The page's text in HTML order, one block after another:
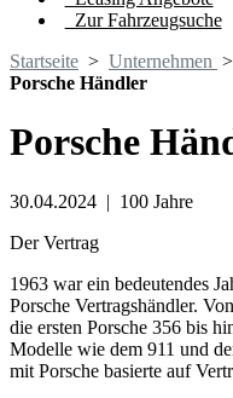
Zur Fahrzeugsuche
Startseite > Unternehmen >
Porsche Händler
Porsche
30.04.2024 | 100 Jahre
Der Vertrag
1963 war ein bedeutendes
Porsche Vertragshändler.
die ersten Porsche 356 bis
Modelle wie dem 911 und
mit Porsche basierte auf